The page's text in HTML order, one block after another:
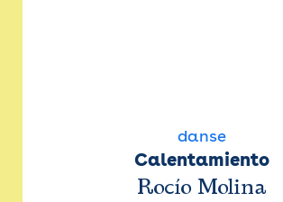
danse
Calentamiento
Rocío Molina